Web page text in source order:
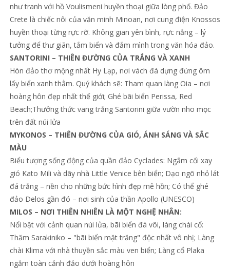
như tranh với hồ Voulismeni huyền thoại giữa lòng phố. Đảo
Crete là chiếc nôi của văn minh Minoan, nơi cung điện Knossos
huyền thoại từng rực rỡ. Không gian yên bình, rực nắng – lý
tưởng để thư giãn, tắm biển và đắm mình trong văn hóa đảo.
SANTORINI – THIÊN ĐƯỜNG CỦA TRẮNG VÀ XANH
Hòn đảo thơ mộng nhất Hy Lạp, nơi vách đá dựng đứng ôm
lấy biển xanh thẳm. Quý khách sẽ: Tham quan làng Oia – nơi
hoàng hôn đẹp nhất thế giới; Ghé bãi biển Perissa, Red
Beach;Thưởng thức vang trắng Santorini giữa vườn nho mọc
trên đất núi lửa
MYKONOS – THIÊN ĐƯỜNG CỦA GIÓ, ÁNH SÁNG VÀ SẮC
MÀU
Biểu tượng sống động của quần đảo Cyclades: Ngắm cối xay
gió Kato Mili và dãy nhà Little Venice bên biển; Dạo ngõ nhỏ lát
đá trắng – nền cho những bức hình đẹp mê hồn; Có thể ghé
đảo Delos gần đó – nơi sinh của thần Apollo (UNESCO)
MILOS – NƠI THIÊN NHIÊN LÀ MỘT NGHỆ NHÂN:
Nổi bật với cảnh quan núi lửa, bãi biển đá vôi, làng chài cổ:
Thăm Sarakiniko – "bãi biển mặt trăng" độc nhất vô nhị; Làng
chài Klima với nhà thuyền sắc màu ven biển; Làng cổ Plaka
ngắm toàn cảnh đảo dưới hoàng hôn